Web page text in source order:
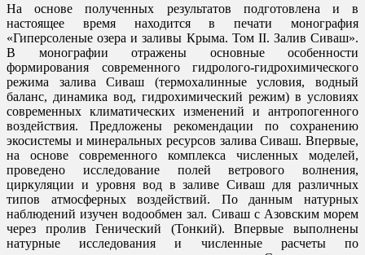
На основе полученных результатов подготовлена и в
настоящее время находится в печати монография
«Гиперсоленые озера и заливы Крыма. Том II. Залив Сиваш».
В монографии отражены основные особенности
формирования современного гидролого-гидрохимического
режима залива Сиваш (термохалинные условия, водный
баланс, динамика вод, гидрохимический режим) в условиях
современных климатических изменений и антропогенного
воздействия. Предложены рекомендации по сохранению
экосистемы и минеральных ресурсов залива Сиваш. Впервые,
на основе современного комплекса численных моделей,
проведено исследование полей ветрового волнения,
циркуляции и уровня вод в заливе Сиваш для различных
типов атмосферных воздействий. По данным натурных
наблюдений изучен водообмен зал. Сиваш с Азовским морем
через пролив Генический (Тонкий). Впервые выполнены
натурные исследования и численные расчеты по